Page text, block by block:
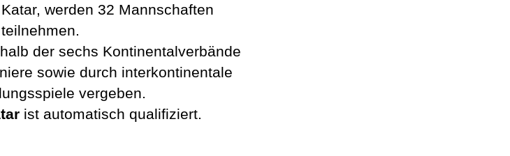
werden 32 Mannschaften
teilnehmen.
der sechs Kontinentalverbände
sowie durch interkontinentale
vergeben.
ist automatisch qualifiziert.